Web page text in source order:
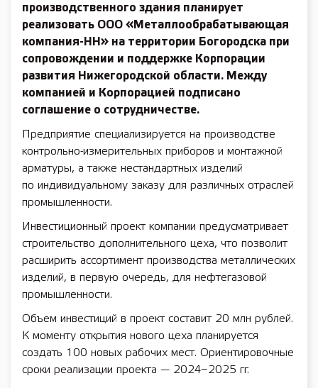
производственного здания планирует
реализовать ООО «Металлообрабатывающая
компания-НН» на территории Богородска при
сопровождении и поддержке Корпорации
развития Нижегородской области. Между
компанией и Корпорацией подписано
соглашение о сотрудничестве.
Предприятие специализируется на производстве
контрольно-измерительных приборов и монтажной
арматуры, а также нестандартных изделий
по индивидуальному заказу для различных отраслей
промышленности.
Инвестиционный проект компании предусматривает
строительство дополнительного цеха, что позволит
расширить ассортимент производства металлических
изделий, в первую очередь, для нефтегазовой
промышленности.
Объем инвестиций в проект составит 20 млн рублей.
К моменту открытия нового цеха планируется
создать 100 новых рабочих мест. Ориентировочные
сроки реализации проекта — 2024−2025 гг.